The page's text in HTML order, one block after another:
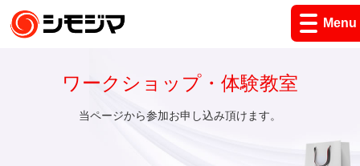
Menu
ワークショップ・体験教室
当ページから参加お申し込み頂けます。